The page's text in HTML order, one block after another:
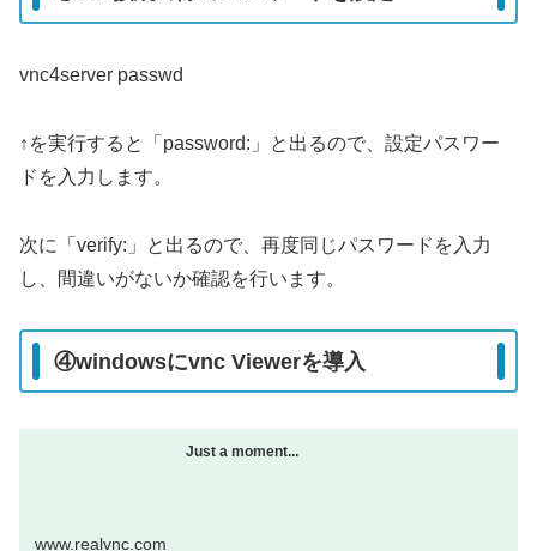
vnc4server passwd
↑を実行すると「password:」と出るので、設定パスワー
ドを入力します。
次に「verify:」と出るので、再度同じパスワードを入力
し、間違いがないか確認を行います。
④windowsにvnc Viewerを導入
Just a moment...
www.realvnc.com